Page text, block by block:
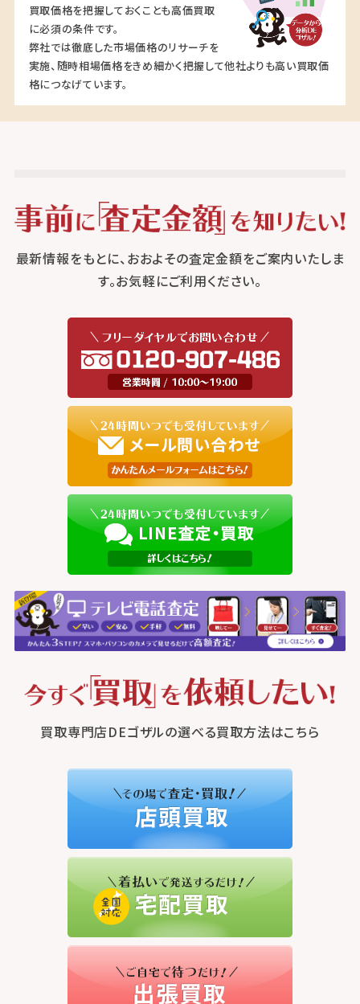
買取価格を把握しておくことも高価買取
に必須の条件です。
弊社では徹底した市場価格のリサーチを
実施、随時相場価格をきめ細かく把握して他社よりも高い買取価
格につなげています。
最新情報をもとに、おおよその査定金額をご案内いたしま
す。お気軽にご利用ください。
買取専門店DEゴザルの選べる買取方法はこちら